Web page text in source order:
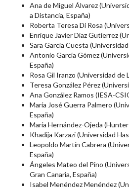
Ana de Miguel Álvarez
a Distancia, España)
Roberta Teresa Di Rosa
Enrique Javier Díaz Gutierrez
Sara García Cuesta
Antonio García Gómez
España)
Rosa Gil Iranzo (Universidad de
Teresa González Pérez
Ana González Ramos (IESA-
María José Guerra Palmero
España)
María Hernández-Ojeda
Khadija Karzazi (Universidad
Leopoldo Martín Cabrera
España)
Ángeles Mateo del Pino
Gran Canaria, España)
Isabel Menéndez Menéndez